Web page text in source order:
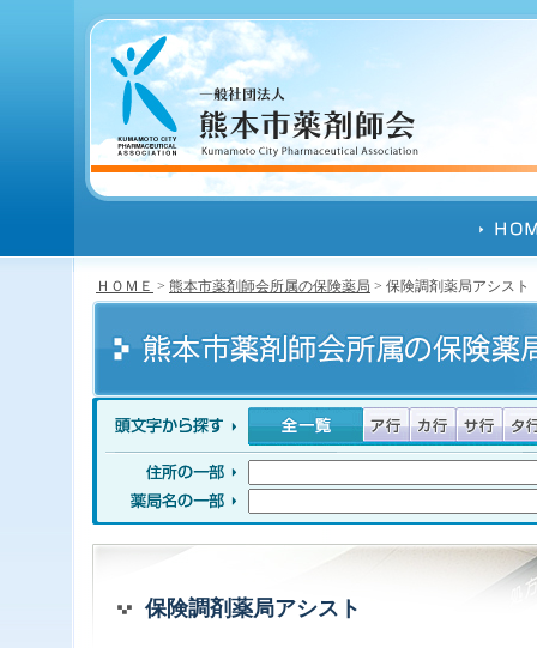
ＨＯＭＥ > 熊本市薬剤師会所属の保険薬局 > 保険調剤薬局アシスト
保険調剤薬局アシスト